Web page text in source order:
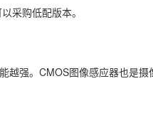
采购低配版本。
越强。CMOS图像感应器也是